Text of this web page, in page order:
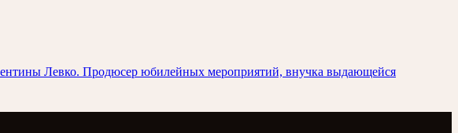
Левко. Продюсер юбилейных мероприятий, внучка выдающейся